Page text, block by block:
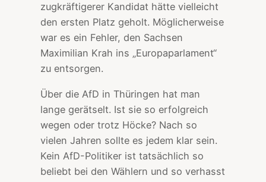
zugkräftigerer Kandidat hätte vielleicht
den ersten Platz geholt. Möglicherweise
war es ein Fehler, den Sachsen
Maximilian Krah ins „Europaparlament“
zu entsorgen.
Über die AfD in Thüringen hat man
lange gerätselt. Ist sie so erfolgreich
wegen oder trotz Höcke? Nach so
vielen Jahren sollte es jedem klar sein.
Kein AfD-Politiker ist tatsächlich so
beliebt bei den Wählern und so verhasst